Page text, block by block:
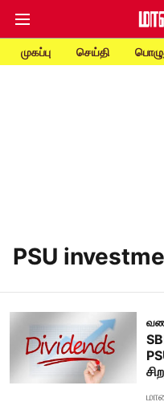
முகப்பு செய்தி
PSU